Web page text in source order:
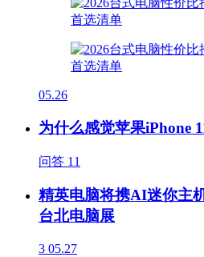
05.26
为什么感觉苹果iPhone
问答 11
精英电脑将携AI迷你主
台北电脑展
3 05.27